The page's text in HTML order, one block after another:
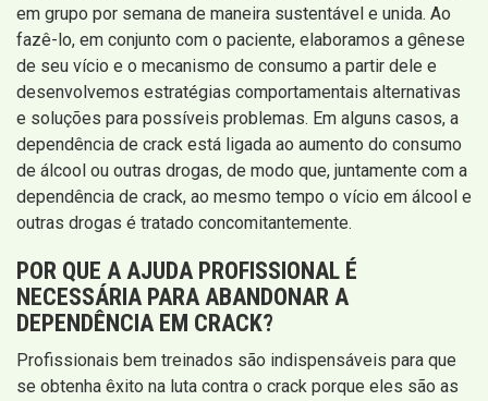
em grupo por semana de maneira sustentável e unida. Ao
fazê-lo, em conjunto com o paciente, elaboramos a gênese
de seu vício e o mecanismo de consumo a partir dele e
desenvolvemos estratégias comportamentais alternativas
e soluções para possíveis problemas. Em alguns casos, a
dependência de crack está ligada ao aumento do consumo
de álcool ou outras drogas, de modo que, juntamente com a
dependência de crack, ao mesmo tempo o vício em álcool e
outras drogas é tratado concomitantemente.
POR QUE A AJUDA PROFISSIONAL É
NECESSÁRIA PARA ABANDONAR A
DEPENDÊNCIA EM CRACK?
Profissionais bem treinados são indispensáveis para que
se obtenha êxito na luta contra o crack porque eles são as